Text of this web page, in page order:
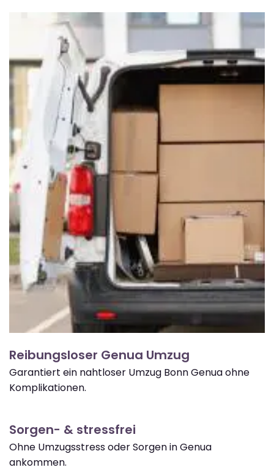
Reibungsloser Genua Umzug
Garantiert ein nahtloser Umzug Bonn Genua ohne
Komplikationen.
Sorgen- & stressfrei
Ohne Umzugsstress oder Sorgen in Genua
ankommen.